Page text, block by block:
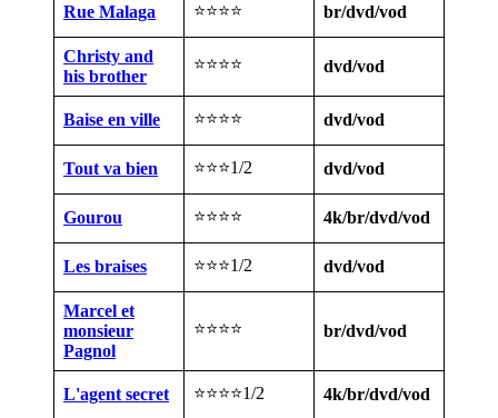
Rue Malaga ⭐⭐⭐⭐ br/dvd/vod
Christy and
his brother
⭐⭐⭐⭐ dvd/vod
Baise en ville ⭐⭐⭐⭐ dvd/vod
Tout va bien ⭐⭐⭐1/2 dvd/vod
Gourou ⭐⭐⭐⭐ 4k/br/dvd/vod
Les braises ⭐⭐⭐1/2 dvd/vod
Marcel et
monsieur
Pagnol
⭐⭐⭐⭐ br/dvd/vod
L'agent secret ⭐⭐⭐⭐1/2 4k/br/dvd/vod